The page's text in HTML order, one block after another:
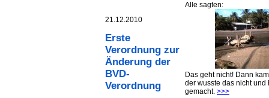
21.12.2010
Erste
Verordnung zur
Änderung der
BVD-
Verordnung
Alle sagten:
Das geht nicht! Dann
der wusste das nicht und
gemacht. >>>